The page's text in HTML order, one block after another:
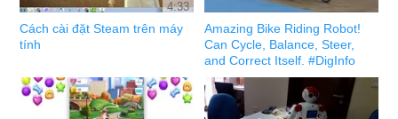
4:33
Cách cài đặt Steam trên máy
tính
Amazing Bike Riding Robot!
Can Cycle, Balance, Steer,
and Correct Itself. #DigInfo